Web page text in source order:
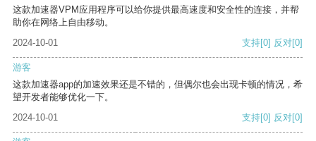
这款加速器VPM应用程序可以给你提供最高速度和安全性的连接，并帮
助你在网络上自由移动。
2024-10-01
支持[0] 反对[0]
游客
这款加速器app的加速效果还是不错的，但偶尔也会出现卡顿的情况，希
望开发者能够优化一下。
2024-10-01
支持[0] 反对[0]